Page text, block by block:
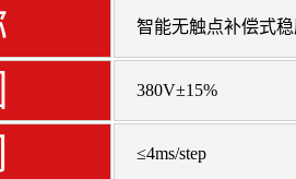
控制单元、调试运维更便捷
通讯接口可加装EMI 滤波器、SVG、APF
稳压范围广（额定电压±25﹪亦可使用）
性、整流性、纯阻性，如马达等。
智能无触点补偿式
380V±15%
≤4ms/step